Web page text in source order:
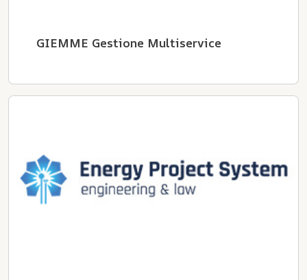
GIEMME Gestione Multiservice